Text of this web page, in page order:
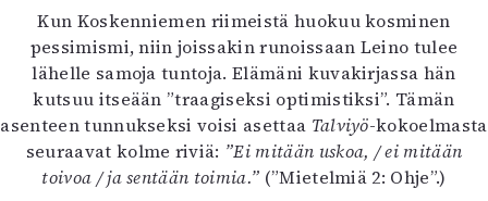
Kun Koskenniemen riimeistä huokuu kosminen
pessimismi, niin joissakin runoissaan Leino tulee
lähelle samoja tuntoja. Elämäni kuvakirjassa hän
kutsuu itseään ”traagiseksi optimistiksi”. Tämän
asenteen tunnukseksi voisi asettaa Talviyö-kokoelmasta
seuraavat kolme riviä: ”Ei mitään uskoa, / ei mitään
toivoa / ja sentään toimia.” (”Mietelmiä 2: Ohje”.)